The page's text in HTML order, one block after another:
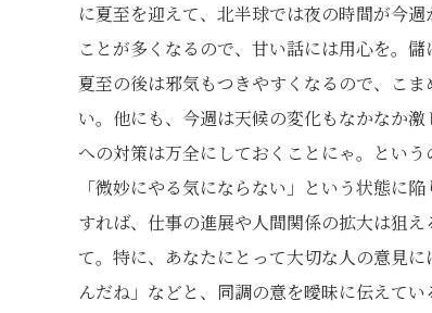
に夏至を迎えて、北半球では夜の時間が今
ことが多くなるので、甘い話には用心を。
夏至の後は邪気もつきやすくなるので、こ
い。他にも、今週は天候の変化もなかなか
への対策は万全にしておくことにゃ。とい
「微妙にやる気にならない」という状態に
すれば、仕事の進展や人間関係の拡大は狙
て。特に、あなたにとって大切な人の意見
んだね」などと、同調の意を曖昧に伝えて